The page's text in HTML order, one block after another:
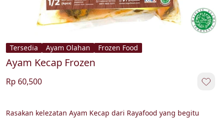
Tersedia Ayam Olahan Frozen Food
Ayam Kecap Frozen
Rp 60,500
Rasakan kelezatan Ayam Kecap dari Rayafood yang begitu